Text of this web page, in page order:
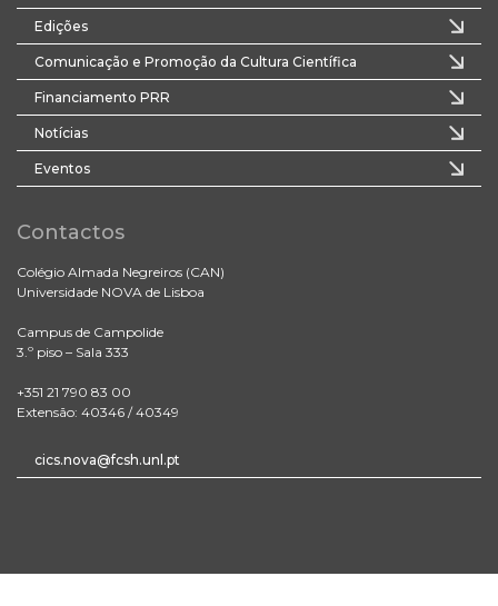
Edições
Comunicação e Promoção da Cultura Científica
Financiamento PRR
Notícias
Eventos
Contactos
Colégio Almada Negreiros (CAN)
Universidade NOVA de Lisboa
Campus de Campolide
3.º piso – Sala 333
+351 21 790 83 00
Extensão: 40346 / 40349
cics.nova@fcsh.unl.pt